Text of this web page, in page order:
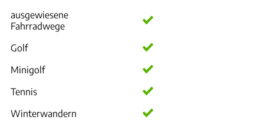
ausgewiesene
Fahrradwege
Golf
Minigolf
Tennis
Winterwandern